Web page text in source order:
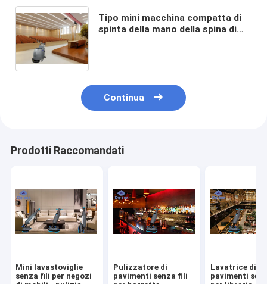
Tipo mini macchina compatta di
spinta della mano della spina di
Continua
Prodotti Raccomandati
Mini lavastoviglie
senza fili per negozi
Pulizzatore di
pavimenti senza fili
Lavatrice di
pavimenti